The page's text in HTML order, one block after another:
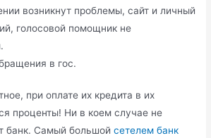
возникнут проблемы, сайт и личный
голосовой помощник не
в гос.
при оплате их кредита в их
проценты! Ни в коем случае не
банк. Самый большойсетелем банк